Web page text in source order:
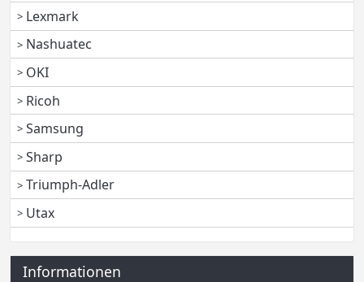
Lexmark
Nashuatec
OKI
Ricoh
Samsung
Sharp
Triumph-Adler
Utax
Informationen